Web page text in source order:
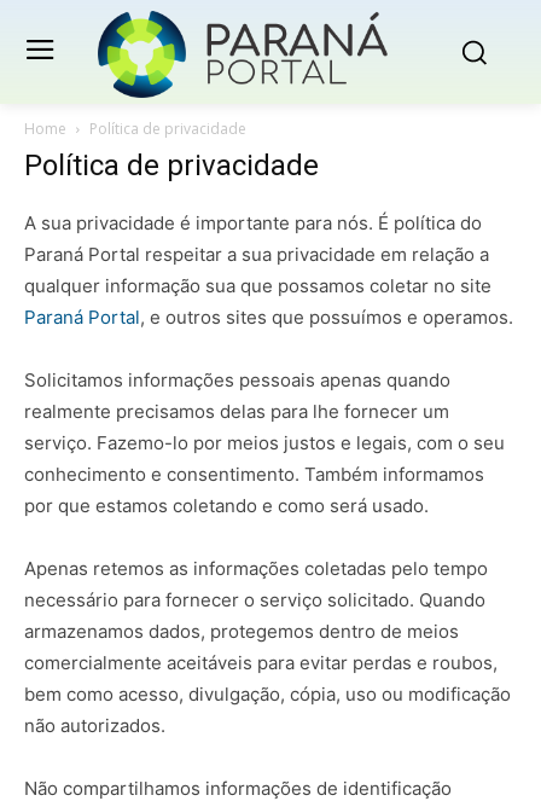
Home Política de privacidade
Política de privacidade
A sua privacidade é importante para nós. É política do
Paraná Portal respeitar a sua privacidade em relação a
qualquer informação sua que possamos coletar no site
Paraná Portal, e outros sites que possuímos e operamos.
Solicitamos informações pessoais apenas quando
realmente precisamos delas para lhe fornecer um
serviço. Fazemo-lo por meios justos e legais, com o seu
conhecimento e consentimento. Também informamos
por que estamos coletando e como será usado.
Apenas retemos as informações coletadas pelo tempo
necessário para fornecer o serviço solicitado. Quando
armazenamos dados, protegemos dentro de meios
comercialmente aceitáveis ​​para evitar perdas e roubos,
bem como acesso, divulgação, cópia, uso ou modificação
não autorizados.
Não compartilhamos informações de identificação